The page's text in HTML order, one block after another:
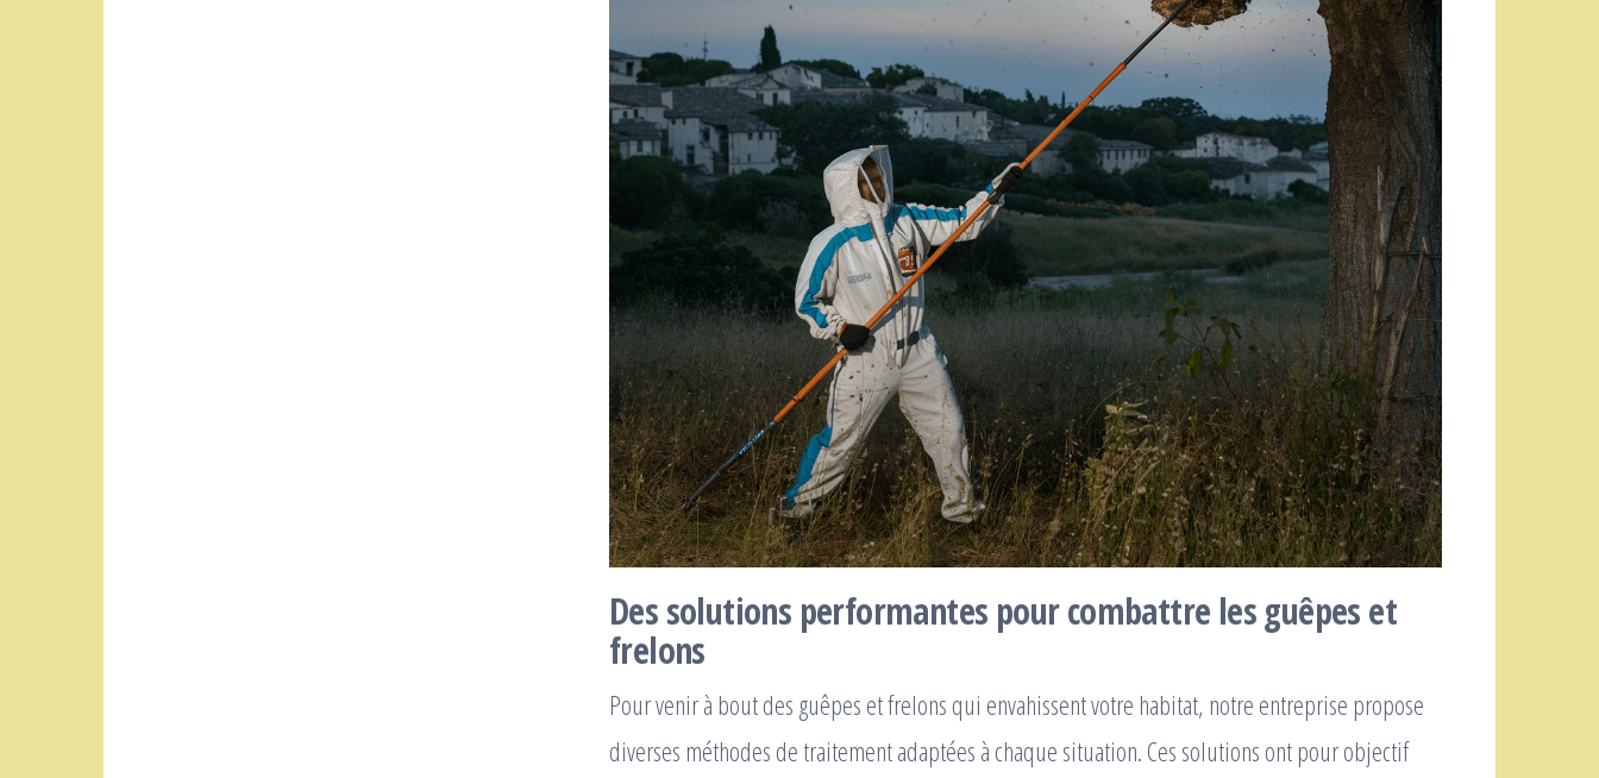
Des solutions performantes pour combattre les guêpes et
frelons
Pour venir à bout des guêpes et frelons qui envahissent votre habitat, notre entreprise propose
diverses méthodes de traitement adaptées à chaque situation. Ces solutions ont pour objectif